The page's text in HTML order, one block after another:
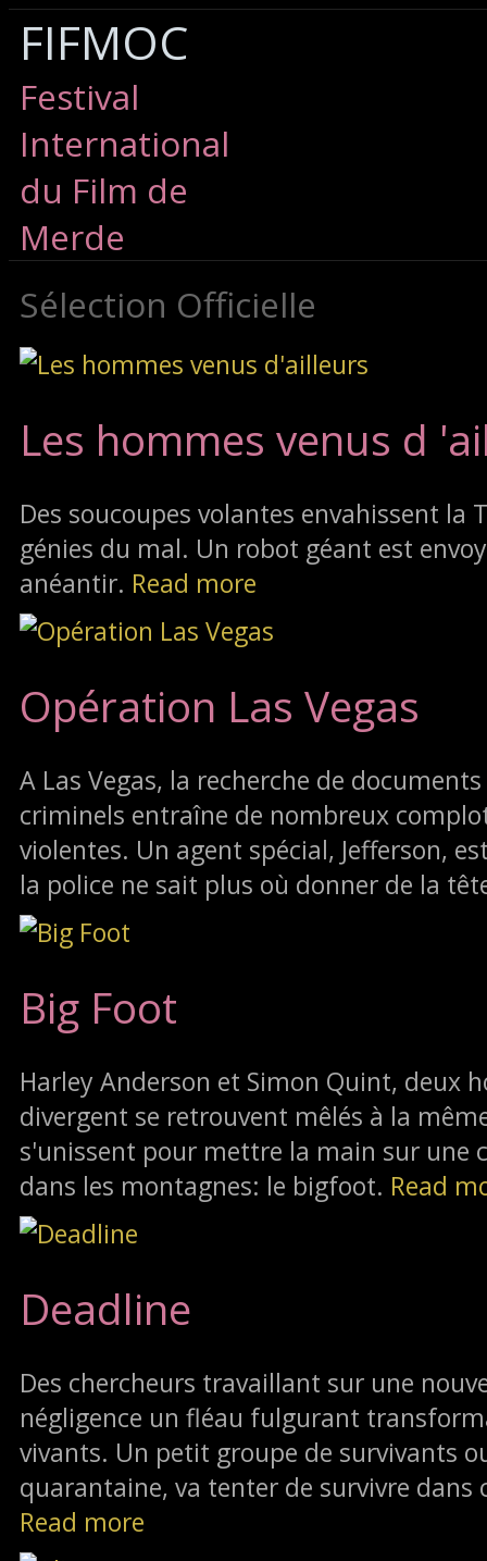
FIFMOC
Festival
International
du Film de
Merde
Sélection Officielle
Les hommes venus d
Des soucoupes volantes envahissent la
génies du mal. Un robot géant est
anéantir. Read more
Opération Las Vegas
A Las Vegas, la recherche de
criminels entraîne de nombreux
violentes. Un agent spécial, Jefferson,
la police ne sait plus où donner de la
Big Foot
Harley Anderson et Simon Quint, deux
divergent se retrouvent mêlés à la
s'unissent pour mettre la main sur une
dans les montagnes: le bigfoot. Read
Deadline
Des chercheurs travaillant sur une
négligence un fléau fulgurant
vivants. Un petit groupe de survivants
quarantaine, va tenter de survivre
Read more